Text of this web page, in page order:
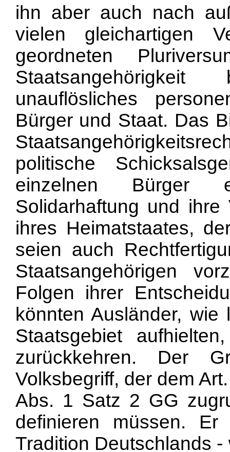
ihn aber auch nach
vielen gleichartigen
geordneten
unauflösliches
Bürger und Staat. Das
politische
einzelnen Bürger
Solidarhaftung und
ihres Heimatstaates,
seien auch
Staatsangehörigen
Folgen ihrer
könnten Ausländer,
Staatsgebiet
zurückkehren. Der
Volksbegriff, der dem
Abs. 1 Satz 2 GG
definieren müssen.
Tradition Deutschlands